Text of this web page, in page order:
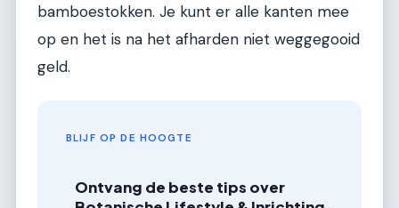
bamboestokken. Je kunt er alle kanten mee
op en het is na het afharden niet weggegooid
geld.
BLIJF OP DE HOOGTE
Ontvang de beste tips over